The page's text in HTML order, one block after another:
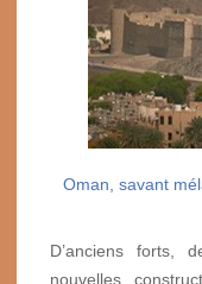
Oman, savant
D’anciens forts,
nouvelles